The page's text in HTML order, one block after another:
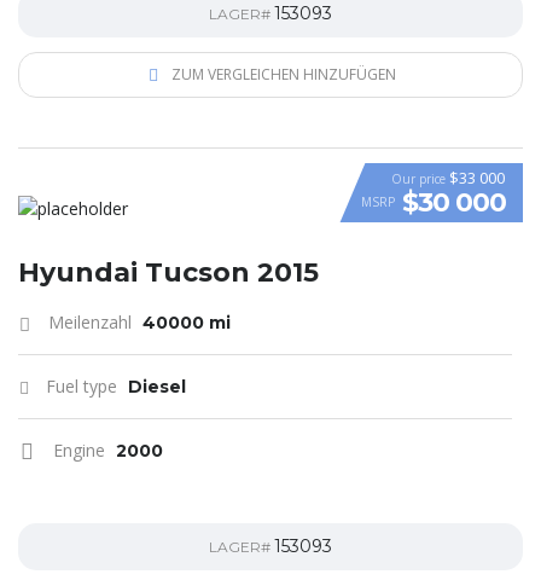
LAGER# 153093
ZUM VERGLEICHEN HINZUFÜGEN
VIDEO
Our price $33 000
MSRP $30 000
Hyundai Tucson 2015
Meilenzahl 40000 mi
Fuel type Diesel
Engine 2000
LAGER# 153093